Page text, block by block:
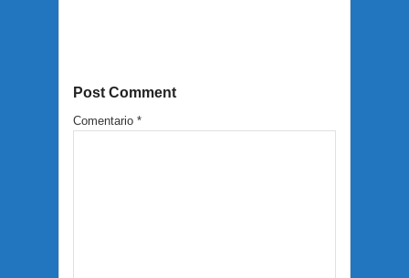
Post Comment
Comentario *